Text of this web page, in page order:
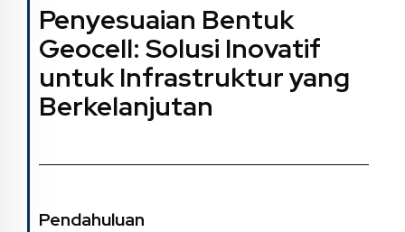
Penyesuaian Bentuk
Geocell: Solusi Inovatif
untuk Infrastruktur yang
Berkelanjutan
Pendahuluan